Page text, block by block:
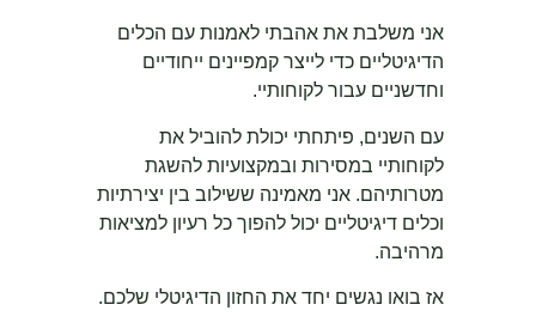
אני משלבת את אהבתי לאמנות עם הכלים
הדיגיטליים כדי לייצר קמפיינים ייחודיים
וחדשניים עבור לקוחותיי.
עם השנים, פיתחתי יכולת להוביל את
לקוחותיי במסירות ובמקצועיות להשגת
מטרותיהם. אני מאמינה ששילוב בין יצירתיות
וכלים דיגיטליים יכול להפוך כל רעיון למציאות
מרהיבה.
אז בואו נגשים יחד את החזון הדיגיטלי שלכם.